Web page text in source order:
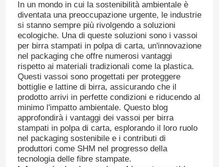
In un mondo in cui la sostenibilità ambientale è
diventata una preoccupazione urgente, le industrie
si stanno sempre più rivolgendo a soluzioni
ecologiche. Una di queste soluzioni sono i vassoi
per birra stampati in polpa di carta, un'innovazione
nel packaging che offre numerosi vantaggi
rispetto ai materiali tradizionali come la plastica.
Questi vassoi sono progettati per proteggere
bottiglie e lattine di birra, assicurando che il
prodotto arrivi in ​​perfette condizioni e riducendo al
minimo l'impatto ambientale. Questo blog
approfondirà i vantaggi dei vassoi per birra
stampati in polpa di carta, esplorando il loro ruolo
nel packaging sostenibile e i contributi di
produttori come SHM nel progresso della
tecnologia delle fibre stampate.